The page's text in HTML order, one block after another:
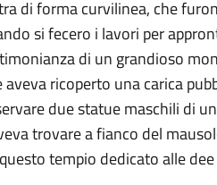
di forma curvilinea, che
si fecero i lavori per
di un grandioso
aveva ricoperto una carica
due statue maschili di
trovare a fianco del
tempio dedicato alle